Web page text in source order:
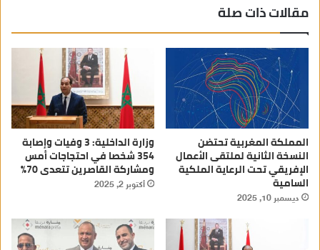
مقالات ذات صلة
المملكة المغربية تحتضن
النسخة الثانية لملتقى الأعمال
الإفريقي تحت الرعاية الملكية
السامية
ديسمبر 10, 2025
وزارة الداخلية: 3 وفيات وإصابة
354 شخصا في احتجاجات أمس
ومشاركة القاصرين تتعدى 70%
أكتوبر 2, 2025